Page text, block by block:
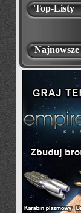
Top-Listy
Najnowsze